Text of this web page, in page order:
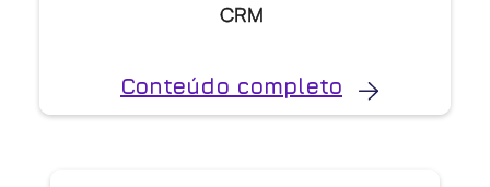
CRM
Conteúdo completo